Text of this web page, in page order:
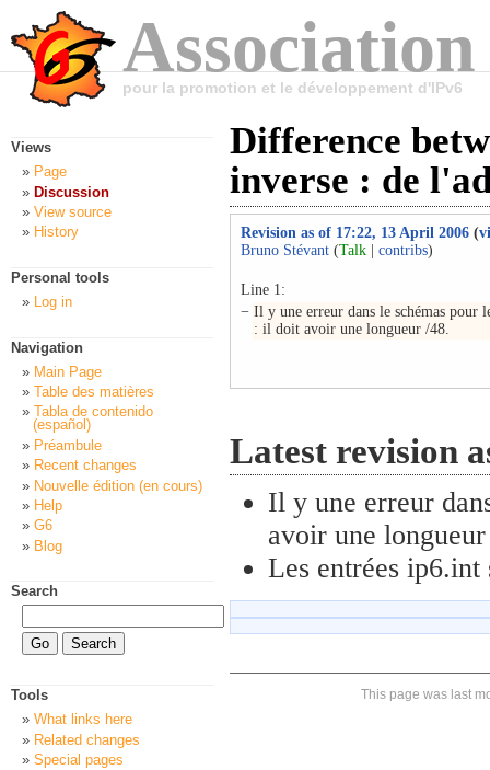
pour la promotion et le développement d'IPv6
Difference
inverse : de
Revision as of 17:22, 13 April 2006 (
Bruno Stévant (Talk contribs)
Line 1:
− Il y une erreur dans le schémas pour
: il doit avoir une longueur /48.
Latest revision
Il y une erreur
avoir une
Les entrées
Views
Page
Discussion
View source
History
Personal tools
Log in
Navigation
Main Page
Table des matières
Tabla de contenido
(español)
Préambule
Recent changes
Nouvelle édition (en cours)
Help
G6
Blog
Search
Tools
What links here
Related changes
Special pages
This page was last